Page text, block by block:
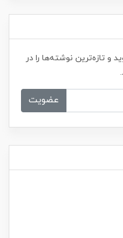
تازه‌ترین نوشته‌ها را در
عضویت